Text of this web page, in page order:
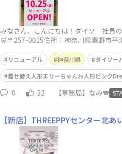
みなさん、こんにちは！ダイソー社員
🛒〒257-0015住所：神奈川県秦野市
リニューアル 神奈川県 ダイソー
着せ替え人形エリーちゃんお人形ピンク
0 22 【事務局】なみ🐨
【新店】THREEPPYセンター北あ